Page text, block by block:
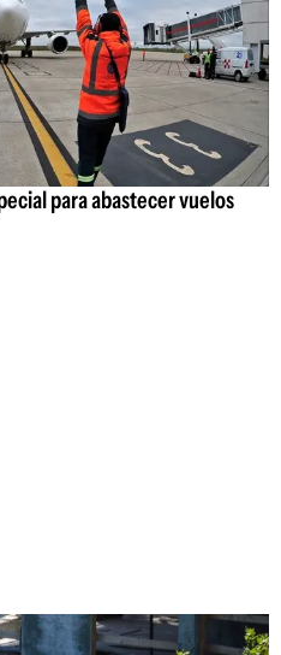
para abastecer vuelos